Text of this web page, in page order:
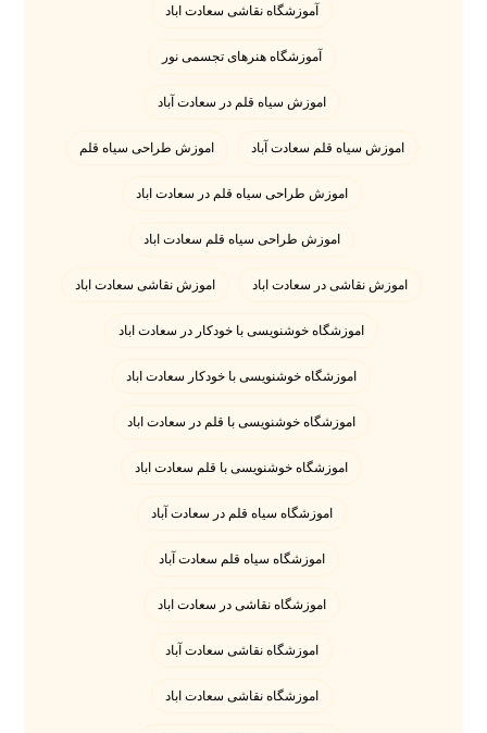
آموزشگاه نقاشی سعادت اباد
آموزشگاه هنرهای تجسمی نور
اموزش سیاه قلم در سعادت آباد
اموزش سیاه قلم سعادت آباد اموزش طراحی سیاه قلم
اموزش طراحی سیاه قلم در سعادت اباد
اموزش طراحی سیاه قلم سعادت اباد
اموزش نقاشی در سعادت اباد اموزش نقاشی سعادت اباد
اموزشگاه خوشنویسی با خودکار در سعادت اباد
اموزشگاه خوشنویسی با خودکار سعادت اباد
اموزشگاه خوشنویسی با قلم در سعادت اباد
اموزشگاه خوشنویسی با قلم سعادت اباد
اموزشگاه سیاه قلم در سعادت آباد
اموزشگاه سیاه قلم سعادت آباد
اموزشگاه نقاشی در سعادت اباد
اموزشگاه نقاشی سعادت آباد
اموزشگاه نقاشی سعادت اباد